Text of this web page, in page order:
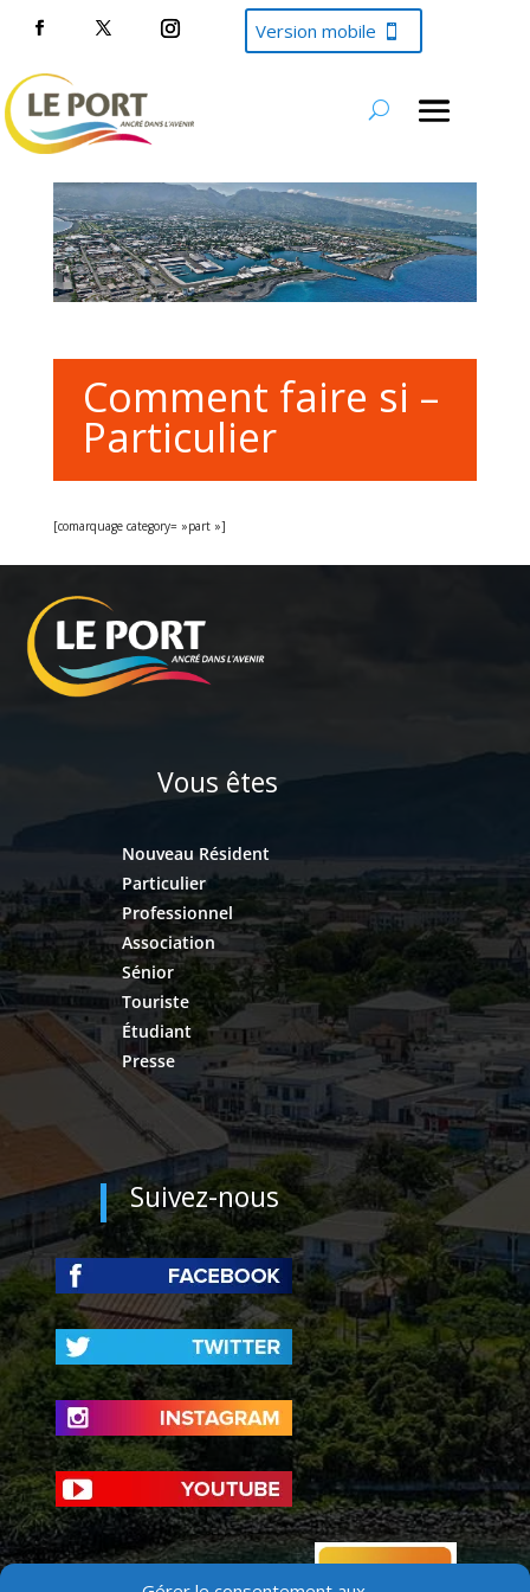
Version mobile
Comment faire si –
Particulier
[comarquage category= »part »]
Vous êtes
Nouveau Résident
Particulier
Professionnel
Association
Sénior
Touriste
Étudiant
Presse
Suivez-nous